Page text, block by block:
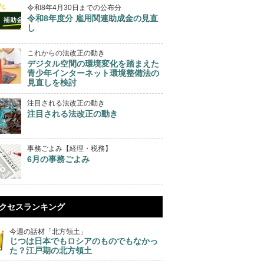
令和8年4月30日までの公布分
令和8年度分 雇用関連助成金の見直
し
これからの法改正の動き
デジタル空間の環境変化を踏まえた
青少年インターネット環境整備法の
見直しを検討
注目される法改正の動き
注目される法改正の動き
事務ごよみ【経理・税務】
6月の事務ごよみ
セスランキング
今週の話材「北方領土」
じつは日本でもロシアのものでもなかっ
た？江戸期の北方領土